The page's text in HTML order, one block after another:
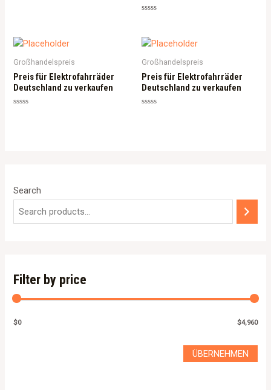
Search
Filter by price
$0 $4,960
ÜBERNEHMEN
of
5
Großhandelspreis
Preis für Elektrofahrräder
Deutschland zu verkaufen
Großhandelspreis
Preis für Elektrofahrräder
Deutschland zu verkaufen